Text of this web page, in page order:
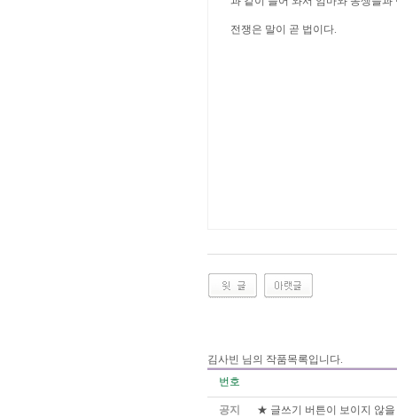
전쟁은 말이 곧 법이다.
김사빈 님의 작품목록입니다.
번호
공지 ★ 글쓰기 버튼이 보이지 않